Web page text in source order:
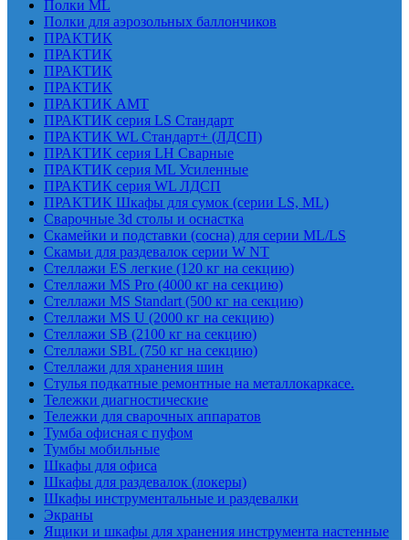
Полки ML
Полки для аэрозольных баллончиков
ПРАКТИК
ПРАКТИК
ПРАКТИК
ПРАКТИК
ПРАКТИК AMT
ПРАКТИК cерия LS Стандарт
ПРАКТИК WL Стандарт+ (ЛДСП)
ПРАКТИК серия LH Сварные
ПРАКТИК серия ML Усиленные
ПРАКТИК серия WL ЛДСП
ПРАКТИК Шкафы для сумок (серии LS, ML)
Сварочные 3d столы и оснастка
Скамейки и подставки (сосна) для серии ML/LS
Скамьи для раздевалок серии W NT
Стеллажи ES легкие (120 кг на секцию)
Стеллажи MS Pro (4000 кг на секцию)
Стеллажи MS Standart (500 кг на секцию)
Стеллажи MS U (2000 кг на секцию)
Стеллажи SB (2100 кг на секцию)
Стеллажи SBL (750 кг на секцию)
Стеллажи для хранения шин
Стулья подкатные ремонтные на металлокаркасе.
Тележки диагностические
Тележки для сварочных аппаратов
Тумба офисная с пуфом
Тумбы мобильные
Шкафы для офиса
Шкафы для раздевалок (локеры)
Шкафы инструментальные и раздевалки
Экраны
Ящики и шкафы для хранения инструмента настенные